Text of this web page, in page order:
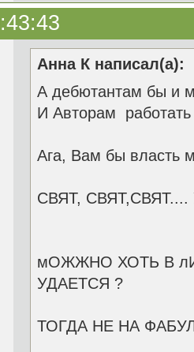
Анна К написал(а):
А дебютантам бы и
И Авторам
Ага, Вам бы власть
СВЯТ,
мОЖЖНО ХОТЬ В
УДАЕТСЯ ?
ТОГДА НЕ НА